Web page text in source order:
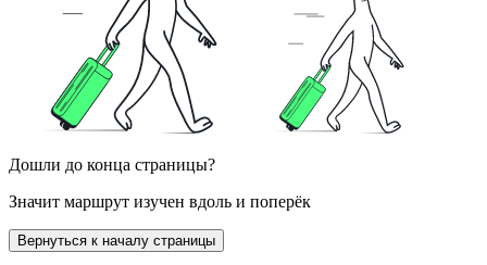
Дошли до конца страницы?
Значит маршрут изучен вдоль и поперёк
Вернуться к началу страницы